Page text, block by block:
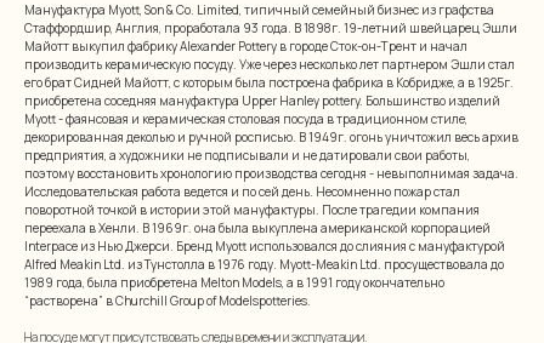
Мануфактура Myott, Son & Co. Limited, типичный семейный бизнес из графства
Стаффордшир, Англия, проработала 93 года. В 1898г. 19-летний швейцарец Эшли
Майотт выкупил фабрику Alexander Pottery в городе Сток-он-Трент и начал
производить керамическую посуду. Уже через несколько лет партнером Эшли стал
его брат Сидней Майотт, с которым была построена фабрика в Кобридже, а в 1925г.
приобретена соседняя мануфактура Upper Hanley pottery. Большинство изделий
Myott - фаянсовая и керамическая столовая посуда в традиционном стиле,
декорированная деколью и ручной росписью. В 1949г. огонь уничтожил весь архив
предприятия, а художники не подписывали и не датировали свои работы,
поэтому восстановить хронологию производства сегодня - невыполнимая задача.
Исследовательская работа ведется и по сей день. Несомненно пожар стал
поворотной точкой в истории этой мануфактуры. После трагедии компания
переехала в Хенли. В 1969г. она была выкуплена американской корпорацией
Interpace из Нью Джерси. Бренд Myott использовался до слияния с мануфактурой
Alfred Meakin Ltd. из Тунстолла в 1976 году. Myott-Meakin Ltd. просуществовала до
1989 года, была приобретена Melton Models, а в 1991 году окончательно
“растворена” в Churchill Group of Modelspotteries.
На посуде могут присутствовать следы времени и эксплуатации.